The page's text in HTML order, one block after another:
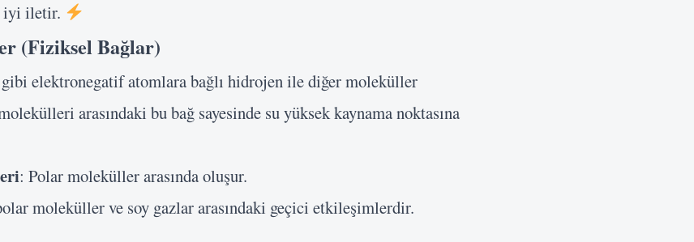
iyi iletir.
(Fiziksel Bağlar)
elektronegatif atomlara bağlı hidrojen ile diğer moleküller
arasındaki bu bağ sayesinde su yüksek kaynama noktasına
: Polar moleküller arasında oluşur.
moleküller ve soy gazlar arasındaki geçici etkileşimlerdir.